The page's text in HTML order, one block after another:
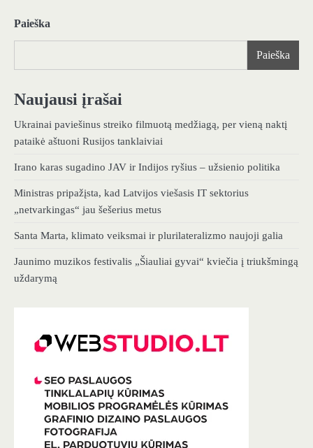
Paieška
Paieška
Naujausi įrašai
Ukrainai paviešinus streiko filmuotą medžiagą, per vieną naktį
pataikė aštuoni Rusijos tanklaiviai
Irano karas sugadino JAV ir Indijos ryšius – užsienio politika
Ministras pripažįsta, kad Latvijos viešasis IT sektorius
„netvarkingas“ jau šešerius metus
Santa Marta, klimato veiksmai ir plurilateralizmo naujoji galia
Jaunimo muzikos festivalis „Šiauliai gyvai“ kviečia į triukšmingą
uždarymą